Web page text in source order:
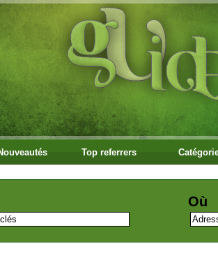
Top referrers
Où